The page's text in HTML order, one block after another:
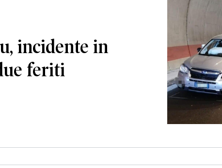
incidente in
feriti